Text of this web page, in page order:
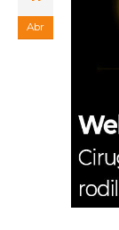
Abr